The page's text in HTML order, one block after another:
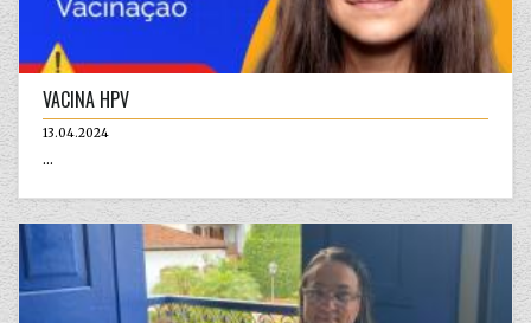
VACINA HPV
13.04.2024
...